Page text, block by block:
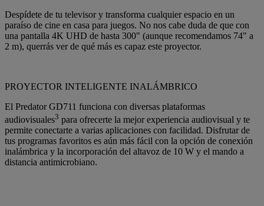
Despídete de tu televisor y transforma cualquier espacio en un
paraíso de cine en casa para juegos. No nos cabe duda de que con
una pantalla 4K UHD de hasta 300" (aunque recomendamos 74" a
2 m), querrás ver de qué más es capaz este proyector.
PROYECTOR INTELIGENTE INALÁMBRICO
El Predator GD711 funciona con diversas plataformas
audiovisuales3 para ofrecerte la mejor experiencia audiovisual y te
permite conectarte a varias aplicaciones con facilidad. Disfrutar de
tus programas favoritos es aún más fácil con la opción de conexión
inalámbrica y la incorporación del altavoz de 10 W y el mando a
distancia antimicrobiano.